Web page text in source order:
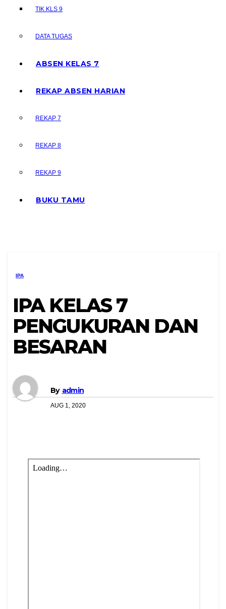
TIK KLS 9
DATA TUGAS
ABSEN KELAS 7
REKAP ABSEN HARIAN
REKAP 7
REKAP 8
REKAP 9
BUKU TAMU
IPA
IPA KELAS 7
PENGUKURAN DAN
BESARAN
By admin
AUG 1, 2020